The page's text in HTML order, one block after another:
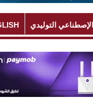
الإصطناعي التوليدي